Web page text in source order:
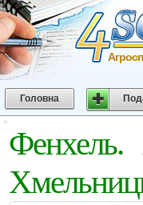
Головна
Фенхель.